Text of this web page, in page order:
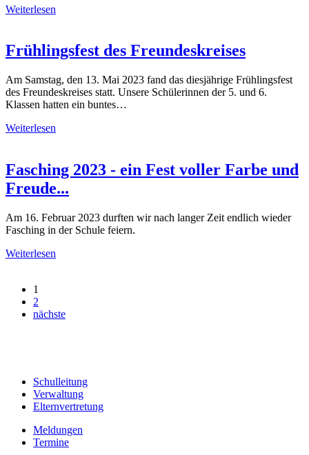
Weiterlesen
Frühlingsfest des Freundeskreises
Am Samstag, den 13. Mai 2023 fand das diesjährige Frühlingsfest
des Freundeskreises statt. Unsere Schülerinnen der 5. und 6.
Klassen hatten ein buntes…
Weiterlesen
Fasching 2023 - ein Fest voller Farbe und
Freude...
Am 16. Februar 2023 durften wir nach langer Zeit endlich wieder
Fasching in der Schule feiern.
Weiterlesen
1
2
nächste
Schulleitung
Verwaltung
Elternvertretung
Meldungen
Termine